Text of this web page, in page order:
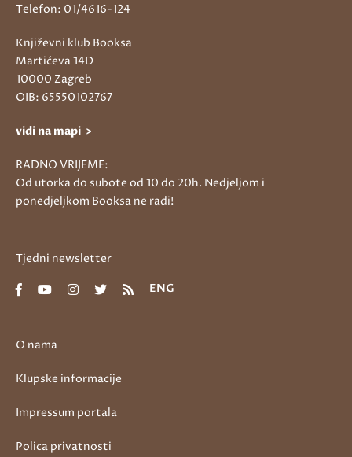
O nama
Klupske informacije
Impressum portala
Polica privatnosti
Telefon: 01/4616-124
Književni klub Booksa
Martićeva 14D
10000 Zagreb
OIB: 65550102767
vidi na mapi >
RADNO VRIJEME:
Od utorka do subote od 10 do 20h. Nedjeljom i
ponedjeljkom Booksa ne radi!
Tjedni newsletter
ENG